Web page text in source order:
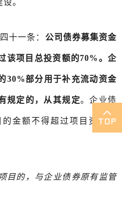
。
十一条： 公司债券募集资金
该项目总投资额的70%。企
30%部分用于补充流动资金
规定的，从其规定。企业债
金额不得超过项目资金缺
目的，与企业债券原有监管